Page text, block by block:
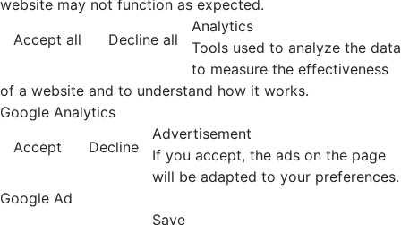
website may not function as expected.
Accept all
Decline all
Analytics
Tools used to analyze the data
to measure the effectiveness
of a website and to understand how it works.
Google Analytics
Accept
Decline
Advertisement
If you accept, the ads on the page
will be adapted to your preferences.
Google Ad
Save